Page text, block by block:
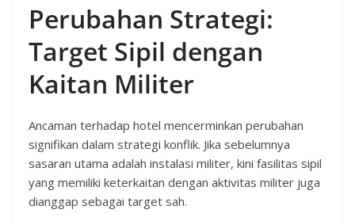
Perubahan Strategi:
Target Sipil dengan
Kaitan Militer
Ancaman terhadap hotel mencerminkan perubahan
signifikan dalam strategi konflik. Jika sebelumnya
sasaran utama adalah instalasi militer, kini fasilitas sipil
yang memiliki keterkaitan dengan aktivitas militer juga
dianggap sebagai target sah.